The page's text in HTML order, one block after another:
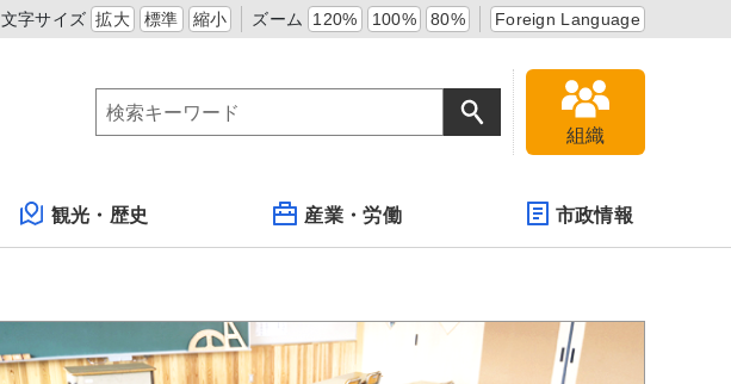
文字サイズ 拡大 標準 縮小 ズーム 120% 100% 80% Foreign Language
組織
観光・歴史 産業・労働 市政情報